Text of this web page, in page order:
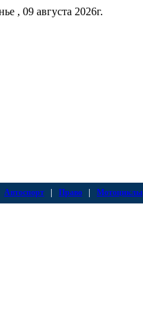
, 09 августа 2026г.
Автоспорт Право Мотоциклы